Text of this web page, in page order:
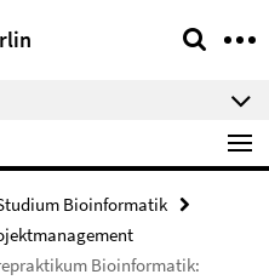
Bioinformatik
Bioinformatik: